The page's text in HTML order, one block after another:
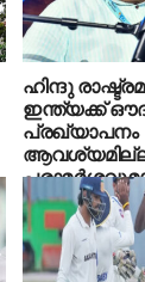
ഹിന്ദു
ഇന്ത്യക്ക്
പ്രഖ്യാപനം
ഭാഗവത്